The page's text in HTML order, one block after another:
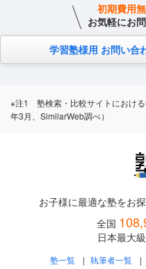
初期費用
お気軽にお
学習塾様用 お問い合
※注1 塾検索・比較サイトにおけ
年3月、SimilarWeb調べ）
お子様に最適な塾をお
全国
日本最大
塾一覧 執筆者一覧